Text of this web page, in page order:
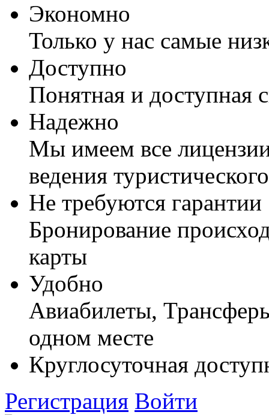
Экономно
Только у нас самые
Доступно
Понятная и доступная
Надежно
Мы имеем все
ведения
Не требуются гарантии
Бронирование
карты
Удобно
Авиабилеты,
одном месте
Круглосуточная
Регистрация Войти